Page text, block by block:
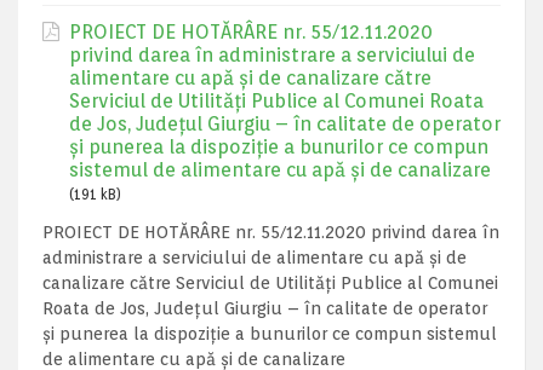
PROIECT DE HOTĂRÂRE nr. 55/12.11.2020
privind darea în administrare a serviciului de
alimentare cu apă și de canalizare către
Serviciul de Utilități Publice al Comunei Roata
de Jos, Județul Giurgiu – în calitate de operator
și punerea la dispoziție a bunurilor ce compun
sistemul de alimentare cu apă și de canalizare
(191 kB)
PROIECT DE HOTĂRÂRE nr. 55/12.11.2020 privind darea în
administrare a serviciului de alimentare cu apă și de
canalizare către Serviciul de Utilități Publice al Comunei
Roata de Jos, Județul Giurgiu – în calitate de operator
și punerea la dispoziție a bunurilor ce compun sistemul
de alimentare cu apă și de canalizare